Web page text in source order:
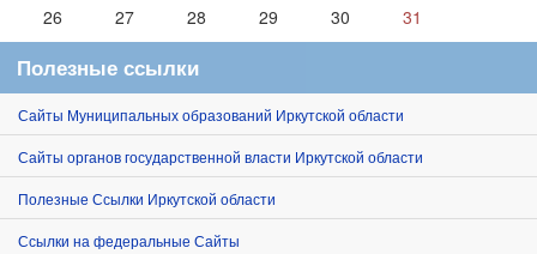
26
27 28 29 30 31
Полезные ссылки
Сайты Муниципальных образований Иркутской области
Сайты органов государственной власти Иркутской области
Полезные Ссылки Иркутской области
Ссылки на федеральные Сайты